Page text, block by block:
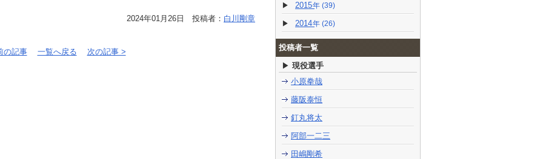
2024年01月26日 投稿者： 白川剛章
の記事 一覧へ戻る 次の記事 >
2015 (39)
2014 (26)
投稿者一覧
現役選手
小原拳哉
藤阪泰恒
釘丸将太
阿部一二三
田嶋剛希